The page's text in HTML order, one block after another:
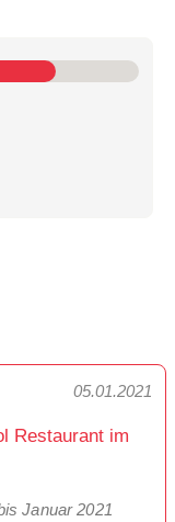
05.01.2021
Restaurant im
Januar 2021